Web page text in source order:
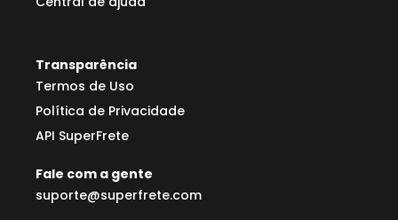
Transparência
Termos de Uso
Política de Privacidade
API SuperFrete
Fale com a gente
suporte@superfrete.com